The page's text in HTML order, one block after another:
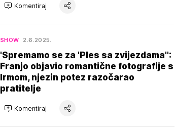
Komentiraj
SHOW 2.6.2025.
'Spremamo se za 'Ples sa zvijezdama'':
Franjo objavio romantične fotografije s
Irmom, njezin potez razočarao
pratitelje
Komentiraj